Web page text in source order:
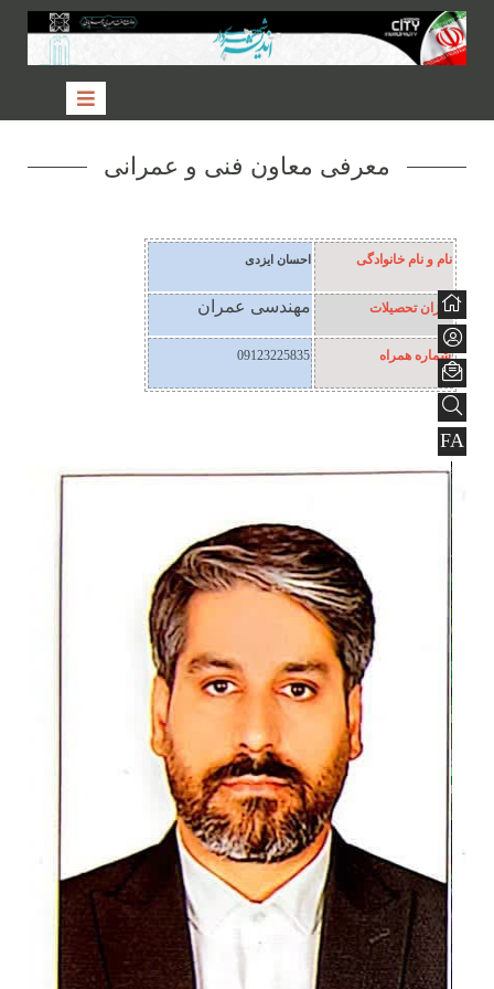
FA
معرفی معاون فنی و عمرانی
نام و نام خانوادگی احسان ایزدی
میزان تحصیلات مهندسی عمران
شماره همراه 09123225835